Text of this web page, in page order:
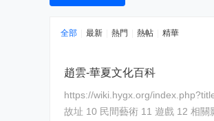
龍
全部 最新 熱門 熱帖 精華
趙雲-華夏文化百科
https://wiki.hygx.org/index.php?title=%E8%B5%B5%E4%BA%91&variant=zh-
故址 10 民間藝術 11 遊戲 12 相